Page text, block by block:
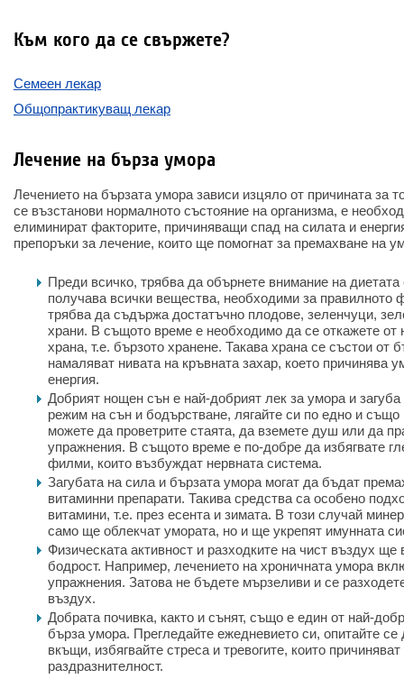
Към кого да се свържете?
Семеен лекар
Общопрактикуващ лекар
Лечение на бърза умора
Лечението на бързата умора зависи изцяло от причината за
се възстанови нормалното състояние на организма, е
елиминират факторите, причиняващи спад на силата и
препоръки за лечение, които ще помогнат за премахване на
Преди всичко, трябва да обърнете внимание на
получава всички вещества, необходими за правилното
трябва да съдържа достатъчно плодове, зеленчуци,
храни. В същото време е необходимо да се откажете от
храна, т.е. бързото хранене. Такава храна се състои от
намаляват нивата на кръвната захар, което причинява
енергия.
Добрият нощен сън е най-добрият лек за умора и
режим на сън и бодърстване, лягайте си по едно и
можете да проветрите стаята, да вземете душ или да
упражнения. В същото време е по-добре да избягвате
филми, които възбуждат нервната система.
Загубата на сила и бързата умора могат да бъдат
витаминни препарати. Такива средства са особено
витамини, т.е. през есента и зимата. В този случай
само ще облекчат умората, но и ще укрепят имунната
Физическата активност и разходките на чист въздух ще
бодрост. Например, лечението на хроничната умора
упражнения. Затова не бъдете мързеливи и се
въздух.
Добрата почивка, както и сънят, също е един от най-
бърза умора. Прегледайте ежедневието си, опитайте се
вкъщи, избягвайте стреса и тревогите, които
раздразнителност.